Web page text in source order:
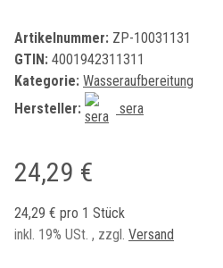
Artikelnummer: ZP-10031131
GTIN: 4001942311311
Kategorie: Wasseraufbereitung
Hersteller:
sera
24,29 €
24,29 € pro 1 Stück
inkl. 19% USt. , zzgl. Versand